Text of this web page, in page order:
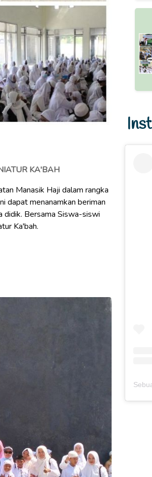
KA'BAH
Manasik Haji dalam rangka
dapat menanamkan beriman
didik. Bersama Siswa-siswi
Ka'bah.